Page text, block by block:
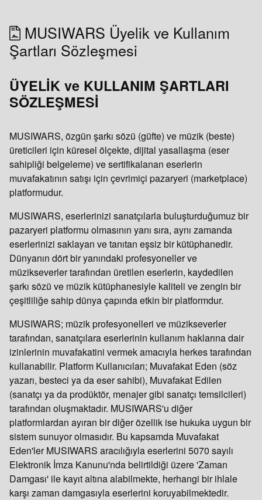
MUSIWARS Üyelik ve Kullanım
Şartları Sözleşmesi
ÜYELİK ve KULLANIM ŞARTLARI
SÖZLEŞMESİ
MUSIWARS, özgün şarkı sözü (güfte) ve müzik (beste)
üreticileri için küresel ölçekte, dijital yasallaşma (eser
sahipliği belgeleme) ve sertifikalanan eserlerin
muvafakatının satışı için çevrimiçi pazaryeri (marketplace)
platformudur.
MUSIWARS, eserlerinizi sanatçılarla buluşturduğumuz bir
pazaryeri platformu olmasının yanı sıra, aynı zamanda
eserlerinizi saklayan ve tanıtan eşsiz bir kütüphanedir.
Dünyanın dört bir yanındaki profesyoneller ve
müzikseverler tarafından üretilen eserlerin, kaydedilen
şarkı sözü ve müzik kütüphanesiyle kaliteli ve zengin bir
çeşitliliğe sahip dünya çapında etkin bir platformdur.
MUSIWARS; müzik profesyonelleri ve müzikseverler
tarafından, sanatçılara eserlerinin kullanım haklarına dair
izinlerinin muvafakatini vermek amacıyla herkes tarafından
kullanabilir. Platform Kullanıcıları; Muvafakat Eden (söz
yazarı, besteci ya da eser sahibi), Muvafakat Edilen
(sanatçı ya da prodüktör, menajer gibi sanatçı temsilcileri)
tarafından oluşmaktadır. MUSIWARS'u diğer
platformlardan ayıran bir diğer özellik ise hukuka uygun bir
sistem sunuyor olmasıdır. Bu kapsamda Muvafakat
Eden'ler MUSIWARS aracılığıyla eserlerini 5070 sayılı
Elektronik İmza Kanunu'nda belirtildiği üzere 'Zaman
Damgası' ile kayıt altına alabilmekte, herhangi bir ihlale
karşı zaman damgasıyla eserlerini koruyabilmektedir.